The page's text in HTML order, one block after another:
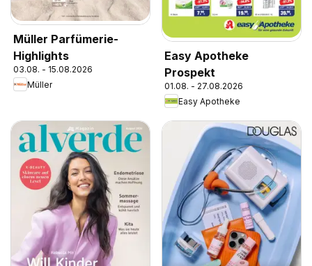
Müller Parfümerie-
Highlights
03.08. - 15.08.2026
Müller
Easy Apotheke
Prospekt
01.08. - 27.08.2026
Easy Apotheke